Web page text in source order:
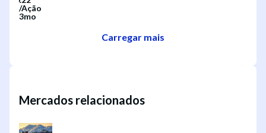
/Ação
3mo
Carregar mais
Mercados relacionados